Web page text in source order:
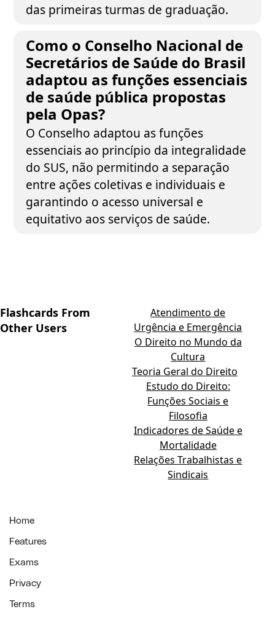
das primeiras turmas de graduação.
Como o Conselho Nacional de
Secretários de Saúde do Brasil
adaptou as funções essenciais
de saúde pública propostas
pela Opas?
O Conselho adaptou as funções
essenciais ao princípio da integralidade
do SUS, não permitindo a separação
entre ações coletivas e individuais e
garantindo o acesso universal e
equitativo aos serviços de saúde.
Flashcards From
Other Users
Atendimento de
Urgência e Emergência
O Direito no Mundo da
Cultura
Teoria Geral do Direito
Estudo do Direito:
Funções Sociais e
Filosofia
Indicadores de Saúde e
Mortalidade
Relações Trabalhistas e
Sindicais
Home
Features
Exams
Privacy
Terms